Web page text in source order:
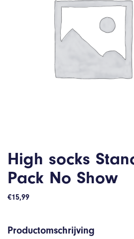
High socks
Pack No Show
€15,99
Productomschrijving